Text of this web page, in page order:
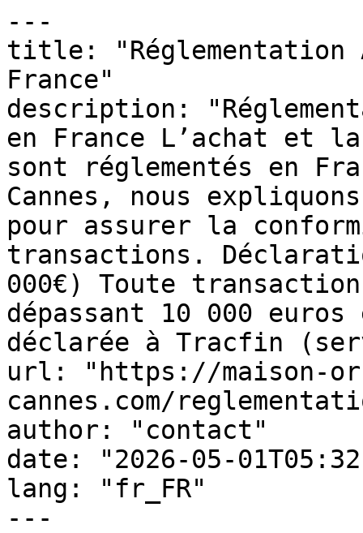
---
title: "Réglementation
France"
description:
en France L’achat et
sont réglementés en
Cannes, nous
pour assurer la
transactions.
000€) Toute
dépassant 10 000
déclarée à Tracfin
url: "https://maison-
cannes.com/
author: "contact"
date: "2026-05-
lang: "fr_FR"
---